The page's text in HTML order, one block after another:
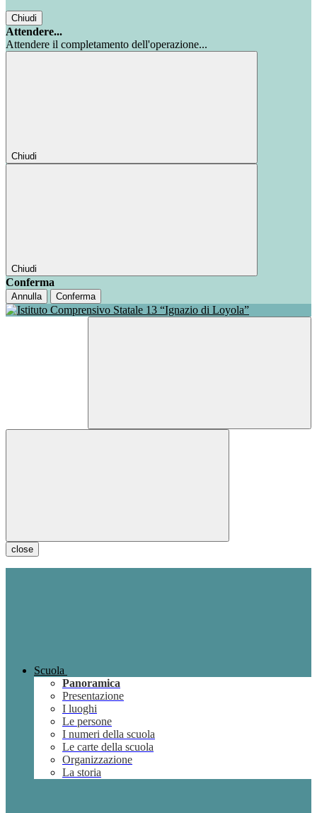
Chiudi
Attendere...
Attendere il completamento dell'operazione...
Chiudi
Chiudi
Conferma
Annulla Conferma
close
Scuola
Panoramica
Presentazione
I luoghi
Le persone
I numeri della scuola
Le carte della scuola
Organizzazione
La storia